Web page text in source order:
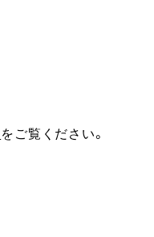
をご覧ください。